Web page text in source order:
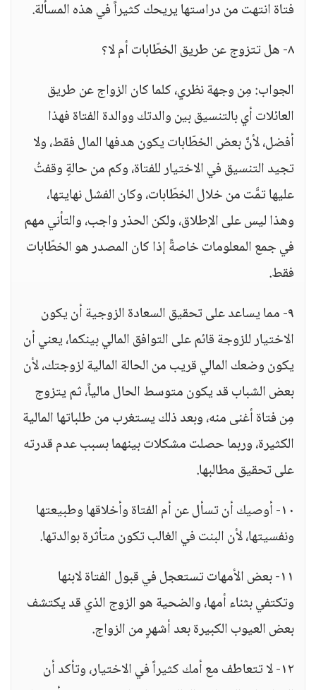
فتاة انتهت من دراستها يريحك كثيراً في هذه المسألة.
٨- هل تتزوج عن طريق الخطّابات أم لا؟
الجواب: مِن وجهة نظري، كلما كان الزواج عن طريق
العائلات أي بالتنسيق بين والدتك ووالدة الفتاة فهذا
أفضل، لأنَّ بعض الخطّابات يكون هدفها المال فقط، ولا
تجيد التنسيق في الاختيار للفتاة، وكم من حالةٍ وقفتُ
عليها تمَّت من خلال الخطّابات، وكان الفشل نهايتها،
وهذا ليس على الإطلاق، ولكن الحذر واجب، والتأني مهم
في جمع المعلومات خاصةً إذا كان المصدر هو الخطّابات
فقط.
٩- مما يساعد على تحقيق السعادة الزوجية أن يكون
الاختيار للزوجة قائم على التوافق المالي بينكما، يعني أن
يكون وضعك المالي قريب من الحالة المالية لزوجتك، لأن
بعض الشباب قد يكون متوسط الحال مالياً، ثم يتزوج
مِن فتاة أغنى منه، وبعد ذلك يستغرب من طلباتها المالية
الكثيرة، وربما حصلت مشكلات بينهما بسبب عدم قدرته
على تحقيق مطالبها.
١٠- أوصيك أن تسأل عن أم الفتاة وأخلاقها وطبيعتها
ونفسيتها، لأن البنت في الغالب تكون متأثرة بوالدتها.
١١- بعض الأمهات تستعجل في قبول الفتاة لابنها
وتكتفي بثناء أمها، والضحية هو الزوج الذي قد يكتشف
بعض العيوب الكبيرة بعد أشهرٍ من الزواج.
١٢- لا تتعاطف مع أمك كثيراً في الاختيار، وتأكد أن